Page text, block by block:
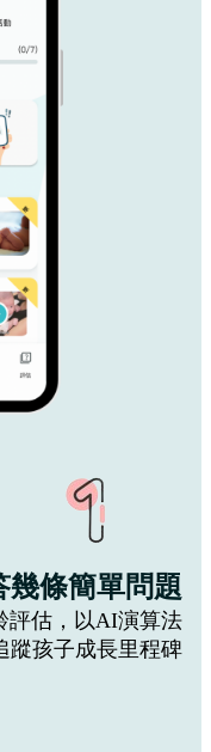
幾條簡單問題
評估，以AI演算法
蹤孩子成長里程碑